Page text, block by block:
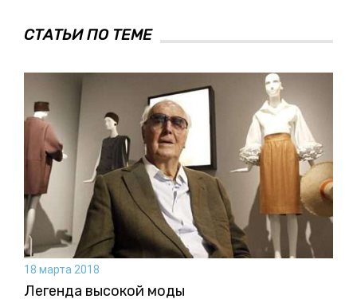
СТАТЬИ ПО ТЕМЕ
18 марта 2018
Легенда высокой моды